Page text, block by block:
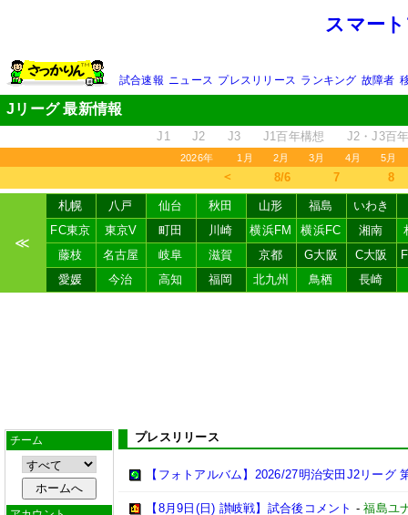
スマー
試合速報 ニュース プレスリリース ランキング 故障者
Jリーグ 最新情報
J1 J2 J3 J1百年構想 J2・J3百
2026年 1月 2月 3月 4月 5月
＜ 8/6 7 8
≪
札幌 八戸 仙台 秋田 山形 福島
いわき
FC東京
東京V 町田 川崎 横浜FM 横浜FC 湘南
藤枝
名古屋 岐阜 滋賀 京都 G大阪 C大阪
愛媛
今治 高知 福岡 北九州 鳥栖 長崎
チーム プレスリリース
【フォトアルバム】2026/27明治安田J2リーグ
【8月9日(日) 讃岐戦】試合後コメント -福島ユ